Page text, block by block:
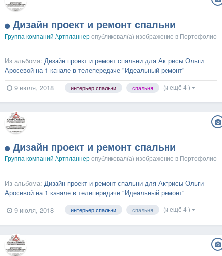
Дизайн проект и ремонт спальни
Группа компаний Артпланнеропубликовал(а) изображение в Портофолио
Из альбома: Дизайн проект и ремонт спальни для Актрисы Ольги
Аросевой на 1 канале в телепередаче "Идеальный ремонт"
9 июля, 2018
интерьер спальни спальня (и ещё 4 )
Дизайн проект и ремонт спальни
Группа компаний Артпланнеропубликовал(а) изображение в Портофолио
Из альбома: Дизайн проект и ремонт спальни для Актрисы Ольги
Аросевой на 1 канале в телепередаче "Идеальный ремонт"
9 июля, 2018
интерьер спальни спальня (и ещё 4 )